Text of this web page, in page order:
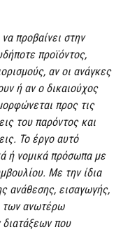
προβαίνει στην
προϊόντος,
αν οι ανάγκες
ή αν ο δικαιούχος
προς τις
του παρόντος και
Το έργο αυτό
ή νομικά πρόσωπα με
Με την ίδια
ανάθεσης, εισαγωγής,
των ανωτέρω
που